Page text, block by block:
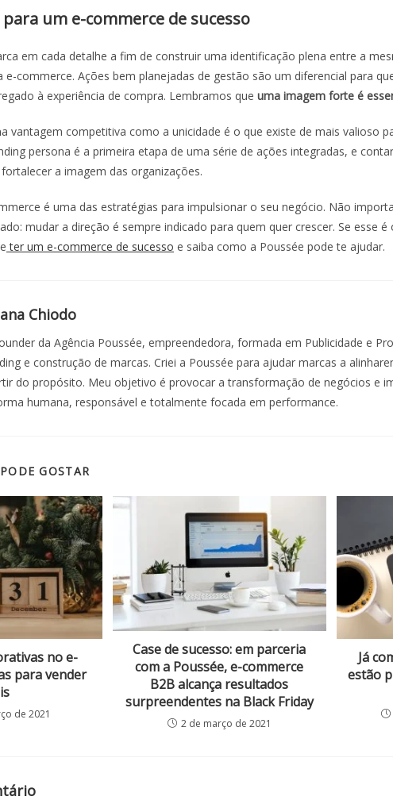
um e-commerce de sucesso
em cada detalhe a fim de construir uma identificação plena entre a
e-commerce. Ações bem planejadas de gestão são um diferencial para
à experiência de compra. Lembramos que uma imagem forte é
vantagem competitiva como a unicidade é o que existe de mais valioso
persona é a primeira etapa de uma série de ações integradas, e
a imagem das organizações.
é uma das estratégias para impulsionar o seu negócio. Não
mudar a direção é sempre indicado para quem quer crescer. Se esse
ter um e-commerce de sucesso e saiba como a Poussée pode te ajudar.
Chiodo
da Agência Poussée, empreendedora, formada em Publicidade e
e construção de marcas. Criei a Poussée para ajudar marcas a
do propósito. Meu objetivo é provocar a transformação de negócios e
humana, responsável e totalmente focada em performance.
GOSTAR
no e-
para vender
de 2021
Case de sucesso: em parceria
com a Poussée, e-commerce
B2B alcança resultados
surpreendentes na Black Friday
2 de março de 2021
Já
estão